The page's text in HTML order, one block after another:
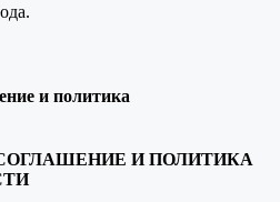
и политика
И ПОЛИТИКА